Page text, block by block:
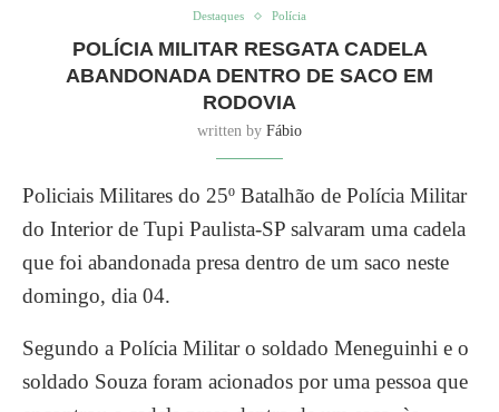
Destaques Polícia
POLÍCIA MILITAR RESGATA CADELA
ABANDONADA DENTRO DE SACO EM
RODOVIA
written by Fábio
Policiais Militares do 25º Batalhão de Polícia Militar
do Interior de Tupi Paulista-SP salvaram uma cadela
que foi abandonada presa dentro de um saco neste
domingo, dia 04.
Segundo a Polícia Militar o soldado Meneguinhi e o
soldado Souza foram acionados por uma pessoa que